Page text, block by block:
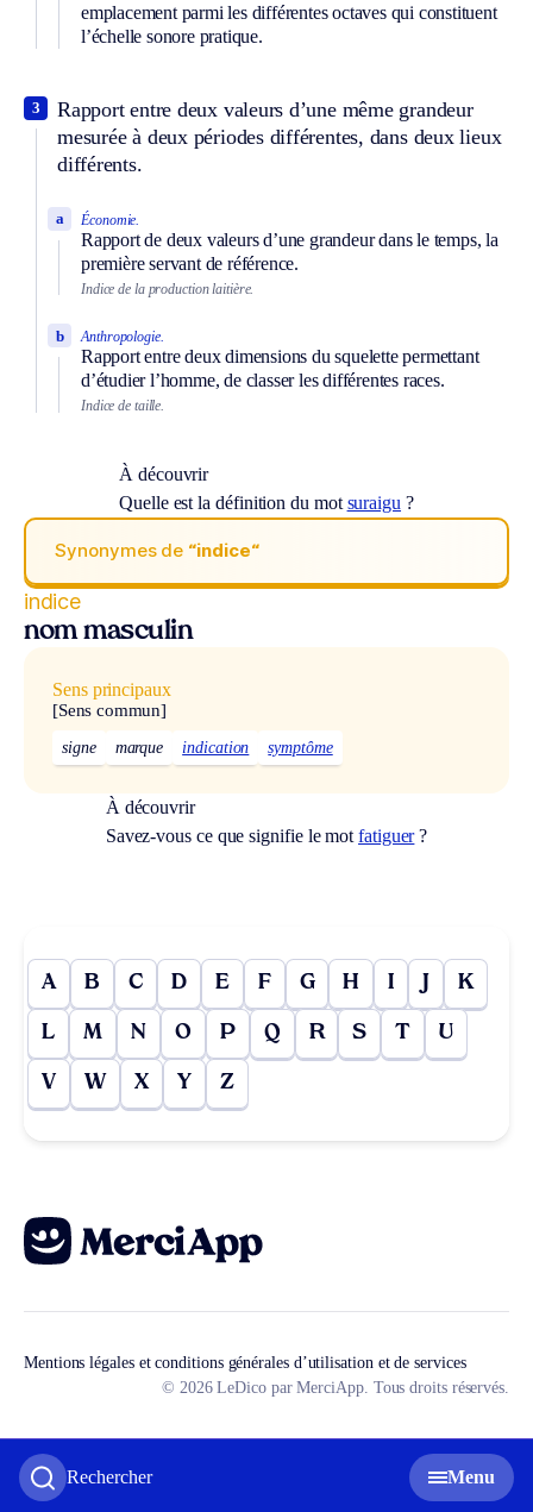
Rechercher Menu
emplacement parmi les différentes octaves qui constituent
l’échelle sonore pratique.
Rapport entre deux valeurs d’une même grandeur
mesurée à deux périodes différentes, dans deux lieux
différents.
3
Économie.
Rapport de deux valeurs d’une grandeur dans le temps, la
première servant de référence.
a
Indice de la production laitière.
Anthropologie.
Rapport entre deux dimensions du squelette permettant
d’étudier l’homme, de classer les différentes races.
b
Indice de taille.
À découvrir
Quelle est la définition du mot suraigu ?
Synonymes de “indice“
indice
nom masculin
Sens principaux
[Sens commun]
signe marque indication symptôme
À découvrir
Savez-vous ce que signifie le motfatiguer?
A B C D E F G H I J K
L M N O P Q R S T U
V W X Y Z
Mentions légales et conditions générales d’utilisation et de services
© 2026 LeDico par MerciApp. Tous droits réservés.